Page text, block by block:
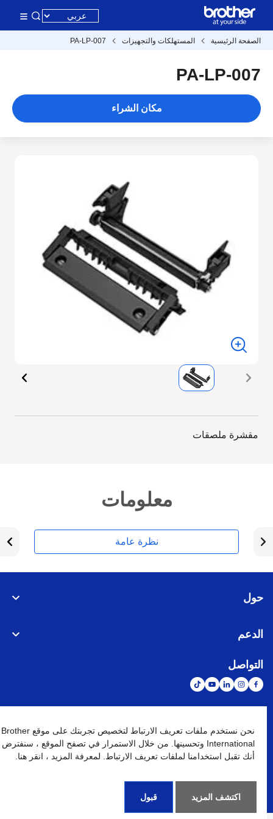
الصفحة الرئيسية المستهلكات والتجهيزات PA-LP-007
PA-LP-007
مكان الشراء
مقشرة ملصقات
معلومات
نظرة عامة
حول
الدعم
التواصل
الشبكة العالمية
نهج الخصوصية شروط الإستخدام خريطة الموقع الإنتقال إلى الموقع العالمي
كافة الحقوق محفوظة. BROTHER INTERNATIONAL (GULF) FZE
2026
نحن نستخدم ملفات تعريف الارتباط لتخصيص تجربتك على موقع Brother
International وتحسينها. من خلال الاستمرار في تصفح الموقع ، سنفترض
أنك تقبل استخدامنا لملفات تعريف الارتباط. لمعرفة المزيد ، انقر هنا.
اكتشف المزيد قبول